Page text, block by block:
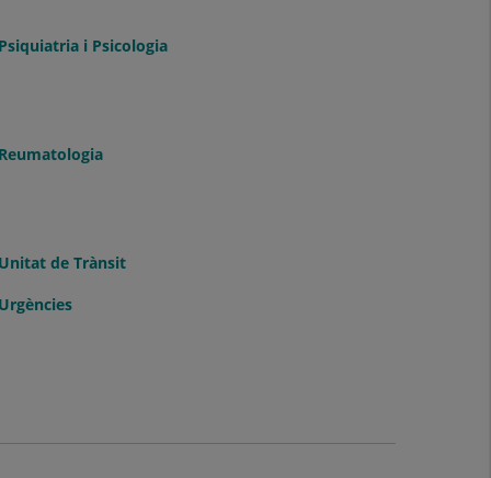
i Psicologia
de Trànsit